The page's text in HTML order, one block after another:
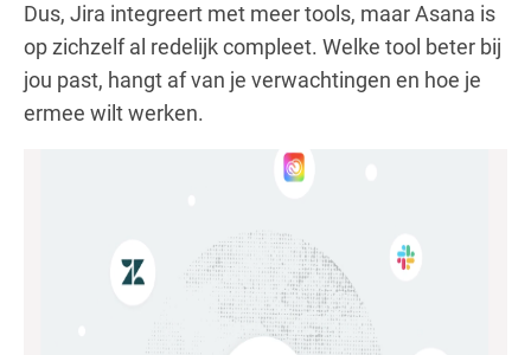
Dus, Jira integreert met meer tools, maar Asana is
op zichzelf al redelijk compleet. Welke tool beter bij
jou past, hangt af van je verwachtingen en hoe je
ermee wilt werken.